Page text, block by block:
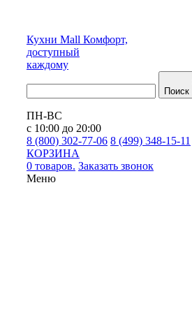
Кухни Mall Комфорт,
доступный
каждому
Поиск
ПН-ВС
с 10:00 до 20:00
8 (800) 302-77-06 8 (499) 348-15-11
КОРЗИНА
0 товаров. Заказать звонок
Меню